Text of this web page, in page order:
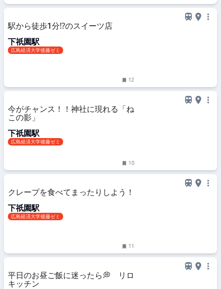
駅から徒歩1分⁉のスイーツ店
下祇園駅
広島経済大学後藤ゼミ
12
今がチャンス！！神社に現れる「ね
この影」
下祇園駅
広島経済大学後藤ゼミ
10
クレープを食べてまったりしよう！
下祇園駅
広島経済大学後藤ゼミ
11
平日のお昼ご飯に迷ったら💭 リロ
キッチン